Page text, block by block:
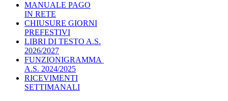
MANUALE PAGO
IN RETE
CHIUSURE GIORNI
PREFESTIVI
LIBRI DI TESTO A.S.
2026/2027
FUNZIONIGRAMMA
A.S. 2024/2025
RICEVIMENTI
SETTIMANALI